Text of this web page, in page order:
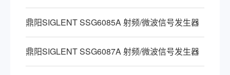
鼎阳SIGLENT SSG6085A​ 射频/微波信号发生器
鼎阳SIGLENT SSG6087A 射频/微波信号发生器